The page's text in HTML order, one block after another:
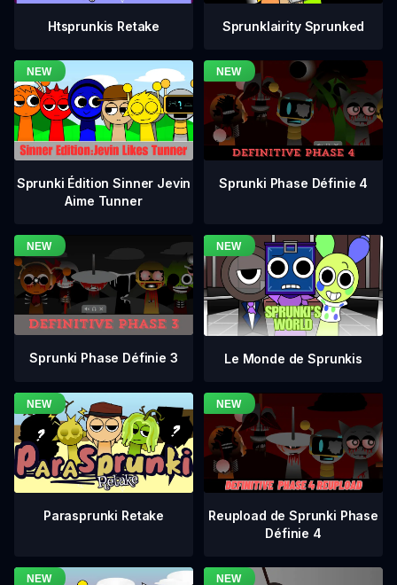
Htsprunkis Retake Sprunklairity Sprunked
Sprunki Édition Sinner Jevin
Aime Tunner
Sprunki Phase Définie 4
Sprunki Phase Définie 3 Le Monde de Sprunkis
Parasprunki Retake
Reupload de Sprunki Phase
Définie 4